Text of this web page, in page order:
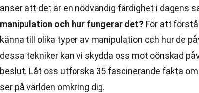
anser att det är en nödvändig färdighet i dagens
manipulation och hur fungerar det? För att
känna till olika typer av manipulation och hur de
dessa tekniker kan vi skydda oss mot oönskad
beslut. Låt oss utforska 35 fascinerande fakta
ser på världen omkring dig.